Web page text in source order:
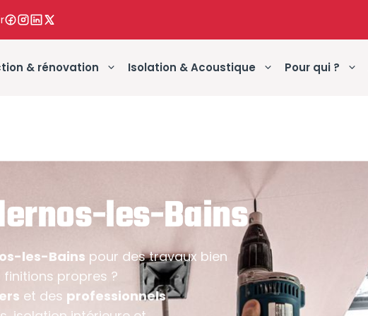
& rénovation Isolation & Acoustique Pour qui ?
les-Bains
les-Bains pour des travaux bien
propres ?
et des professionnels